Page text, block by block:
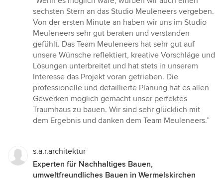
5
von
5
Sternen
sechsten Stern an das Studio Meuleneers vergeben.
Von der ersten Minute an haben wir uns im Studio
Meuleneers sehr gut beraten und verstanden
gefühlt. Das Team Meuleneers hat sehr gut auf
unsere Wünsche reflektiert, kreative Vorschläge und
Lösungen unterbreitet und hat stets in unserem
Interesse das Projekt voran getrieben. Die
professionelle und detaillierte Planung hat es allen
Gewerken möglich gemacht unser perfektes
Traumhaus zu bauen. Wir sind sehr glücklich mit
dem Ergebnis und danken dem Team Meuleneers.”
s.a.r.architektur
Experten für Nachhaltiges Bauen,
umweltfreundliches Bauen in Wermelskirchen